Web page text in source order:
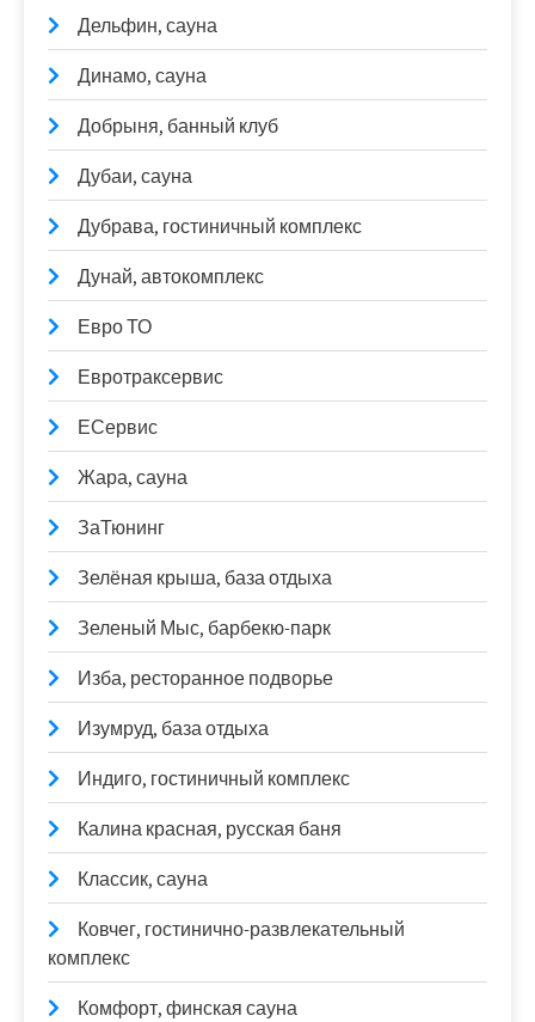
Дельфин, сауна
Динамо, сауна
Добрыня, банный клуб
Дубаи, сауна
Дубрава, гостиничный комплекс
Дунай, автокомплекс
Евро ТО
Евротраксервис
ЕСервис
Жара, сауна
ЗаТюнинг
Зелёная крыша, база отдыха
Зеленый Мыс, барбекю-парк
Изба, ресторанное подворье
Изумруд, база отдыха
Индиго, гостиничный комплекс
Калина красная, русская баня
Классик, сауна
Ковчег, гостинично-развлекательный
комплекс
Комфорт, финская сауна